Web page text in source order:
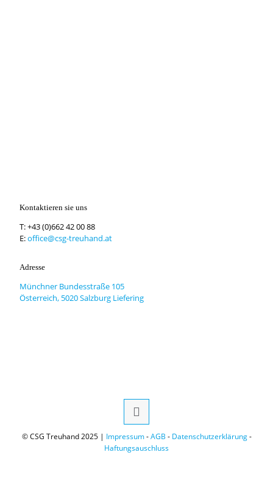
Kontaktieren sie uns
T:+43 (0)662 42 00 88
E:office@csg-treuhand.at
Adresse
Münchner Bundesstraße 105
Österreich, 5020 Salzburg Liefering
© CSG Treuhand 2025 | Impressum-AGB - Datenschutzerklärung-
Haftungsauschluss